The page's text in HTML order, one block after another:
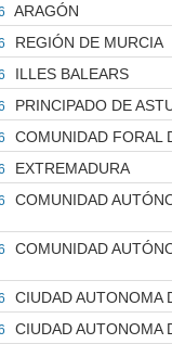
ARAGÓN
REGIÓN DE MURCIA
ILLES BALEARS
PRINCIPADO DE
COMUNIDAD FORAL
EXTREMADURA
COMUNIDAD
COMUNIDAD
CIUDAD AUTONOMA
CIUDAD AUTONOMA